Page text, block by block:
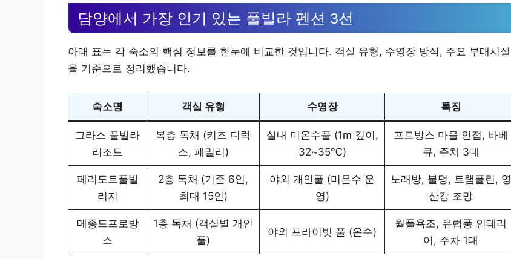
담양에서 가장 인기 있는 풀빌라 펜션 3선
아래 표는 각 숙소의 핵심 정보를 한눈에 비교한 것입니다. 객실 유형, 수영장 방식, 주요 부대시설
을 기준으로 정리했습니다.
숙소명 객실 유형 수영장 특징
그라스 풀빌라
리조트
복층 독채 (키즈 디럭
스, 패밀리)
실내 미온수풀 (1m 깊이,
32~35℃)
프로방스 마을 인접, 바베
큐, 주차 3대
페리도트풀빌
리지
2층 독채 (기준 6인,
최대 15인)
야외 개인풀 (미온수 운
영)
노래방, 불멍, 트램폴린, 영
산강 조망
메종드프로방
스
1층 독채 (객실별 개인
풀)
야외 프라이빗 풀 (온수)
월풀욕조, 유럽풍 인테리
어, 주차 1대